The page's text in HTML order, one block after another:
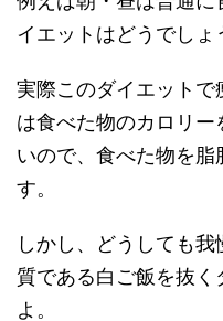
イエットはどうでしょ
実際このダイエット
は食べた物のカロリ
いので、食べた物を
す。
しかし、どうしても
質である白ご飯を抜
よ。